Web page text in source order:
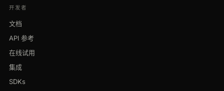
开发者
文档
API 参考
在线试用
集成
SDKs